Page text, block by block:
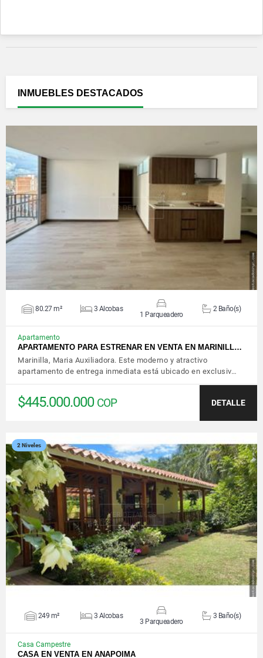
INMUEBLES DESTACADOS
VER DETALLES
80.27 m² 3 Alcobas
1 Parqueadero
2 Baño(s)
Apartamento
APARTAMENTO PARA ESTRENAR EN VENTA EN MARINILL…
Marinilla, Maria Auxiliadora. Este moderno y atractivo
apartamento de entrega inmediata está ubicado en exclusiv…
$445.000.000 COP DETALLE
2 Niveles
VER DETALLES
249 m² 3 Alcobas
3 Parqueadero
3 Baño(s)
Casa Campestre
CASA EN VENTA EN ANAPOIMA